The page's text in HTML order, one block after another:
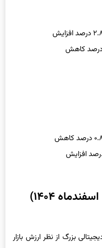
تغییرات قیمتی ۱۰ ارز دیجیتالی بزرگ از نظر ارزش بازار